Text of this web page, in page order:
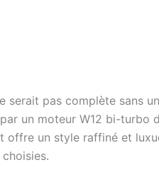
serait pas complète sans
un moteur W12 bi-turbo
un style raffiné et